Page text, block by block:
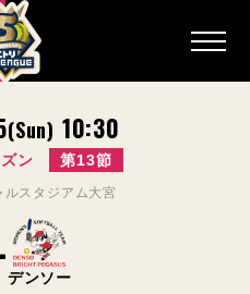
(Sun) 10:30
ン 第13節
ルスタジアム大宮
デンソー